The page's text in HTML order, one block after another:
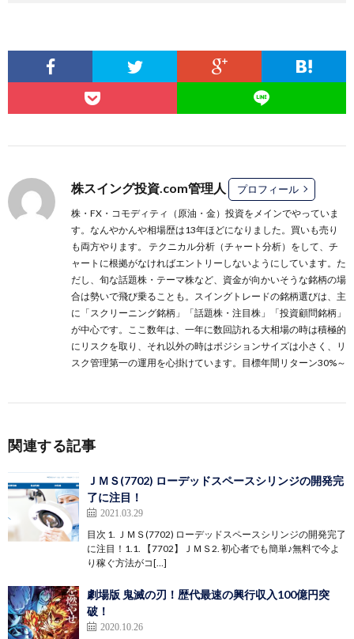
株スイング投資.com管理人 プロフィール
株・FX・コモディティ（原油・金）投資をメインでやっていま
す。なんやかんや相場歴は13年ほどになりました。買いも売り
も両方やります。 テクニカル分析（チャート分析）をして、チ
ャートに根拠がなければエントリーしないようにしています。た
だし、旬な話題株・テーマ株など、資金が向かいそうな銘柄の場
合は勢いで飛び乗ることも。スイングトレードの銘柄選びは、主
に 「スクリーニング銘柄」 「話題株・注目株」
「投資顧問銘柄」
が中心です。ここ数年は、一年に数回訪れる大相場の時は積極的
にリスクを取り、それ以外の時はポジションサイズは小さく、リ
スク管理第一の運用を心掛けています。目標年間リターン30%～
関連する記事
ＪＭＳ(7702) ローデッドスペースシリンジの開発完
了に注目！
2021.03.29
目次 1. ＪＭＳ(7702) ローデッドスペースシリンジの開発完了
に注目！1.1. 【7702】ＪＭＳ2. 初心者でも簡単♪無料で今よ
り稼ぐ方法がコ[…]
劇場版 鬼滅の刃！歴代最速の興行収入100億円突
破！
2020.10.26